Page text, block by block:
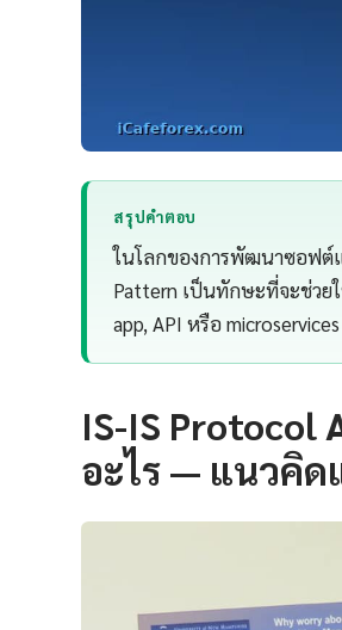
สรุปคำตอบ
ในโลกของการพัฒนาซอฟต์
Pattern เป็นทักษะที่จะช่วย
app, API หรือ microservices
IS-IS Protocol
อะไร — แนวคิ